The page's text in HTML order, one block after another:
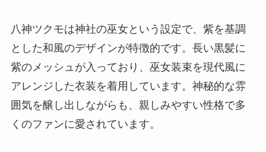
八神ツクモは神社の巫女という設定で、紫を基調
とした和風のデザインが特徴的です。長い黒髪に
紫のメッシュが入っており、巫女装束を現代風に
アレンジした衣装を着用しています。神秘的な雰
囲気を醸し出しながらも、親しみやすい性格で多
くのファンに愛されています。